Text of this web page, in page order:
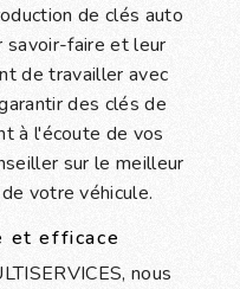
de clés auto
savoir-faire et leur
de travailler avec
des clés de
à l'écoute de vos
sur le meilleur
votre véhicule.
et efficace
nous